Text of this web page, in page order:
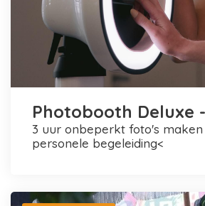
Photobooth Deluxe
3 uur onbeperkt foto's maken en printen +
personele begeleiding<